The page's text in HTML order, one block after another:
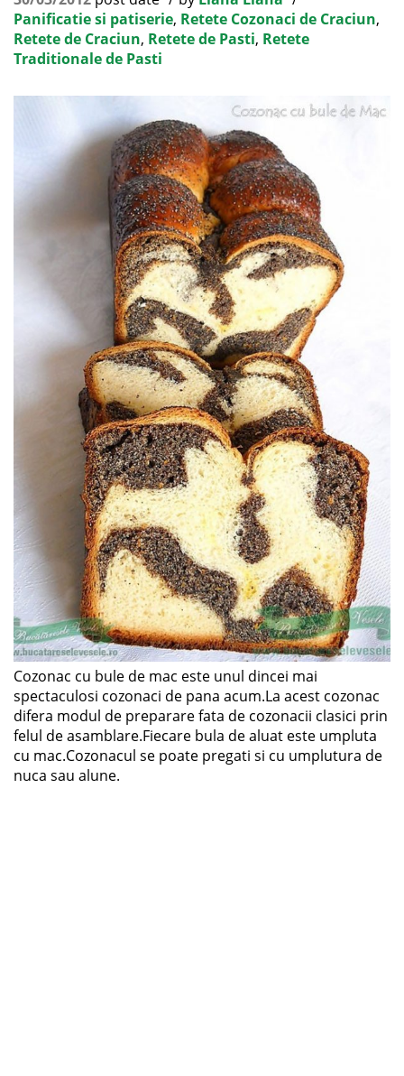
Panificatie si patiserie, Retete Cozonaci de Craciun,
Retete de Craciun, Retete de Pasti, Retete
Traditionale de Pasti
Cozonac cu bule de mac este unul dincei mai
spectaculosi cozonaci de pana acum.La acest cozonac
difera modul de preparare fata de cozonacii clasici prin
felul de asamblare.Fiecare bula de aluat este umpluta
cu mac.Cozonacul se poate pregati si cu umplutura de
nuca sau alune.